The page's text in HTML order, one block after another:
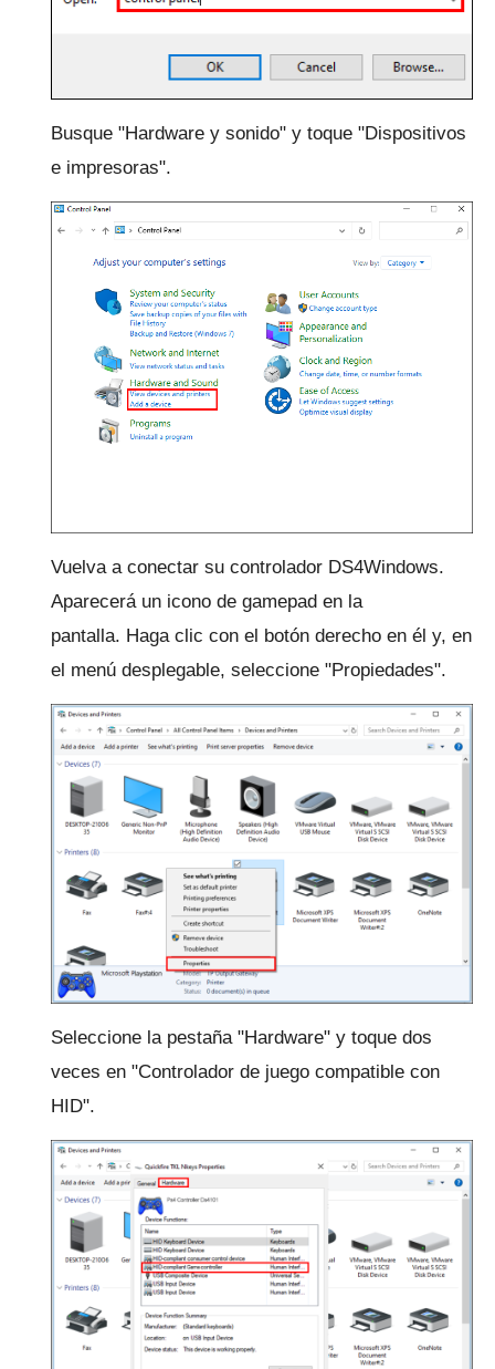
Busque "Hardware y sonido" y toque "Dispositivos
e impresoras".
Vuelva a conectar su controlador DS4Windows.
Aparecerá un icono de gamepad en la
pantalla. Haga clic con el botón derecho en él y, en
el menú desplegable, seleccione "Propiedades".
Seleccione la pestaña "Hardware" y toque dos
veces en "Controlador de juego compatible con
HID".